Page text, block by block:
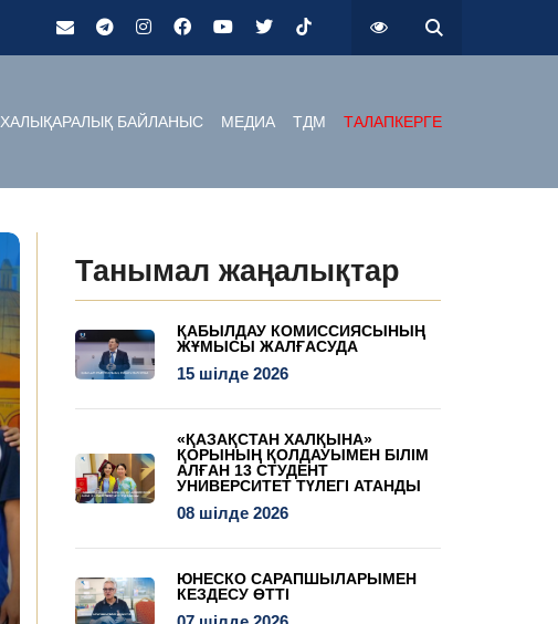
ХАЛЫҚАРАЛЫҚ БАЙЛАНЫС МЕДИА ТДМ ТАЛАПКЕРГЕ
Танымал жаңалықтар
ҚАБЫЛДАУ КОМИССИЯСЫНЫҢ
ЖҰМЫСЫ ЖАЛҒАСУДА
15 шілде 2026
«ҚАЗАҚСТАН ХАЛҚЫНА»
ҚОРЫНЫҢ ҚОЛДАУЫМЕН БІЛІМ
АЛҒАН 13 СТУДЕНТ
УНИВЕРСИТЕТ ТҮЛЕГІ АТАНДЫ
08 шілде 2026
ЮНЕСКО САРАПШЫЛАРЫМЕН
КЕЗДЕСУ ӨТТІ